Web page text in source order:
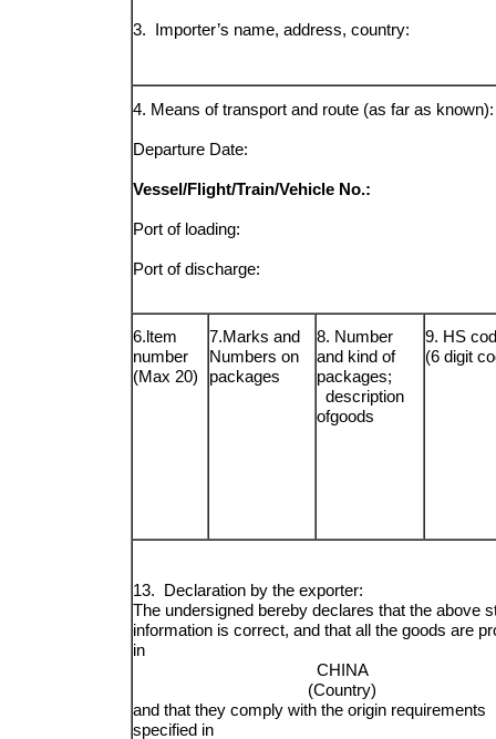
3. Importer’s name, address, country:
4. Means of transport and route (as far as known):
Departure Date:
Vessel/Flight/Train/Vehicle No.:
Port of loading:
Port of discharge:
6.ltem
number
(Max 20)
7.Marks and
Numbers on
packages
8. Number
and kind of
packages;
description
ofgoods
9. HS
(6 digit
13. Declaration by the exporter:
The undersigned bereby declares that the above
information is correct, and that all the goods are
in
CHINA
(Country)
and that they comply with the origin requirements
specified in